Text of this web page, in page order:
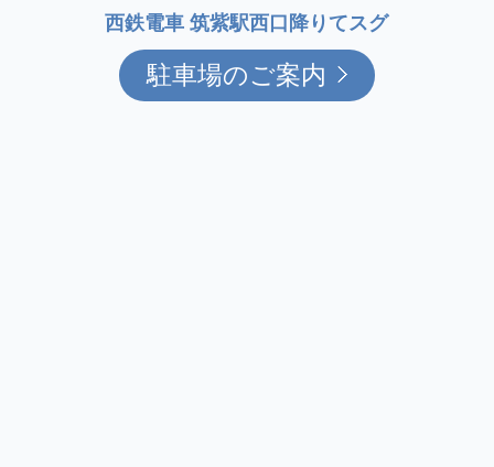
西鉄電車 筑紫駅西口降りてスグ
駐車場のご案内